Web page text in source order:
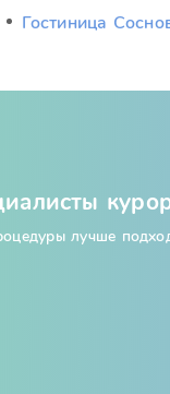
Гостиница
лучше